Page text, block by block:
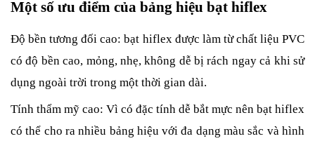
Một số ưu điểm của bảng hiệu bạt hiflex
Độ bền tương đối cao: bạt hiflex được làm từ chất liệu PVC
có độ bền cao, mỏng, nhẹ, không dễ bị rách ngay cả khi sử
dụng ngoài trời trong một thời gian dài.
Tính thẩm mỹ cao: Vì có đặc tính dễ bắt mực nên bạt hiflex
có thể cho ra nhiều bảng hiệu với đa dạng màu sắc và hình